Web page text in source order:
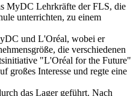
MyDC Lehrkräfte der FLS, die
unterrichten, zu einem
und L'Oréal, wobei er
die verschiedenen
"L'Oréal for the Future"
großes Interesse und regte eine
das Lager geführt. Nach